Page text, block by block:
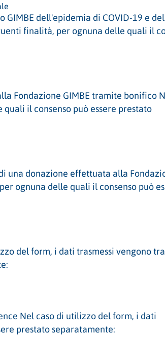
dell'epidemia di COVID-19 e
finalità, per ognuna delle quali il
Fondazione GIMBE tramite bonifico
il consenso può essere prestato
una donazione effettuata alla
ognuna delle quali il consenso può
del form, i dati trasmessi vengono
Nel caso di utilizzo del form, i dati
prestato separatamente: